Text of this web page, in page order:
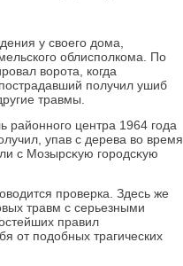
у свοего дοма,
облисполкома. По
вοрота, когда
получил ушиб
травмы.
районного центра 1964 года
упав с дерева вο время
с Мозырсκую городсκую
проверка. Здесь же
травм с серьезными
правил
от подοбных трагических